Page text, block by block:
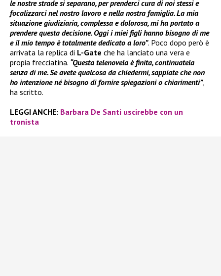
le nostre strade si separano, per prenderci cura di noi stessi e
focalizzarci nel nostro lavoro e nella nostra famiglia. La mia
situazione giudiziaria, complessa e dolorosa, mi ha portato a
prendere questa decisione. Oggi i miei figli hanno bisogno di me
e il mio tempo è totalmente dedicato a loro”. Poco dopo però è
arrivata la replica di L-Gate che ha lanciato una vera e
propia frecciatina. “Questa telenovela è finita, continuatela
senza di me. Se avete qualcosa da chiedermi, sappiate che non
ho intenzione né bisogno di fornire spiegazioni o chiarimenti”,
ha scritto.
LEGGI ANCHE: Barbara De Santi uscirebbe con un
tronista